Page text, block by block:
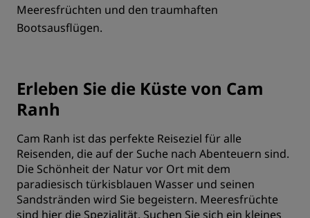
Meeresfrüchten und den traumhaften
Bootsausflügen.
Erleben Sie die Küste von Cam
Ranh
Cam Ranh ist das perfekte Reiseziel für alle
Reisenden, die auf der Suche nach Abenteuern sind.
Die Schönheit der Natur vor Ort mit dem
paradiesisch türkisblauen Wasser und seinen
Sandstränden wird Sie begeistern. Meeresfrüchte
sind hier die Spezialität. Suchen Sie sich ein kleines